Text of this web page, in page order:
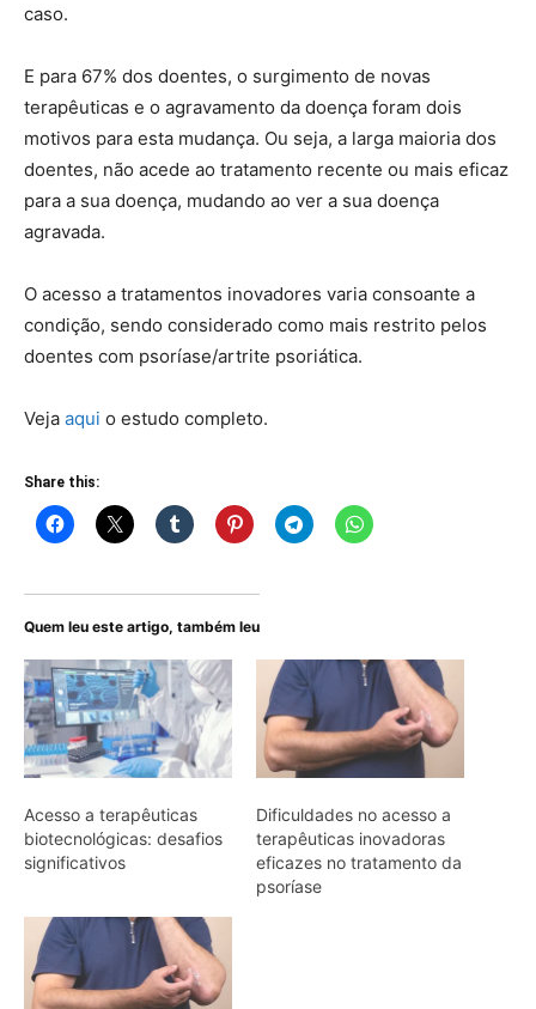
caso.
E para 67% dos doentes, o surgimento de novas
terapêuticas e o agravamento da doença foram dois
motivos para esta mudança. Ou seja, a larga maioria dos
doentes, não acede ao tratamento recente ou mais eficaz
para a sua doença, mudando ao ver a sua doença
agravada.
O acesso a tratamentos inovadores varia consoante a
condição, sendo considerado como mais restrito pelos
doentes com psoríase/artrite psoriática.
Veja aqui o estudo completo.
Share this:
Quem leu este artigo, também leu
Acesso a terapêuticas
biotecnológicas: desafios
significativos
Dificuldades no acesso a
terapêuticas inovadoras
eficazes no tratamento da
psoríase